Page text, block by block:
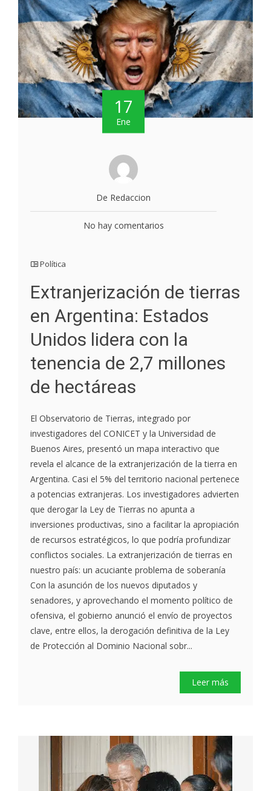
17
Ene
De Redaccion
No hay comentarios
Política
Extranjerización de tierras
en Argentina: Estados
Unidos lidera con la
tenencia de 2,7 millones
de hectáreas
El Observatorio de Tierras, integrado por
investigadores del CONICET y la Universidad de
Buenos Aires, presentó un mapa interactivo que
revela el alcance de la extranjerización de la tierra en
Argentina. Casi el 5% del territorio nacional pertenece
a potencias extranjeras. Los investigadores advierten
que derogar la Ley de Tierras no apunta a
inversiones productivas, sino a facilitar la apropiación
de recursos estratégicos, lo que podría profundizar
conflictos sociales. La extranjerización de tierras en
nuestro país: un acuciante problema de soberanía
Con la asunción de los nuevos diputados y
senadores, y aprovechando el momento político de
ofensiva, el gobierno anunció el envío de proyectos
clave, entre ellos, la derogación definitiva de la Ley
de Protección al Dominio Nacional sobr...
Leer más